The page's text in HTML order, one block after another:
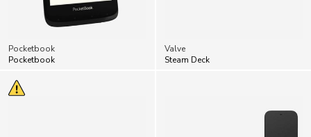
Pocketbook
Pocketbook
Valve
Steam Deck